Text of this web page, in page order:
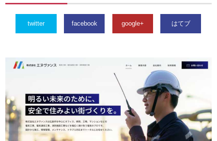
twitter facebook google+ はてブ